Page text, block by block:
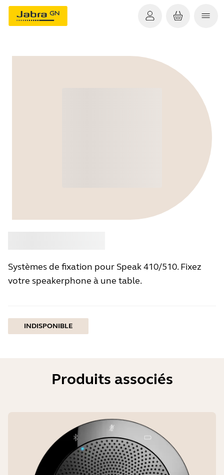
Systèmes de fixation pour Speak 410/510. Fixez
votre speakerphone à une table.
INDISPONIBLE
Produits associés